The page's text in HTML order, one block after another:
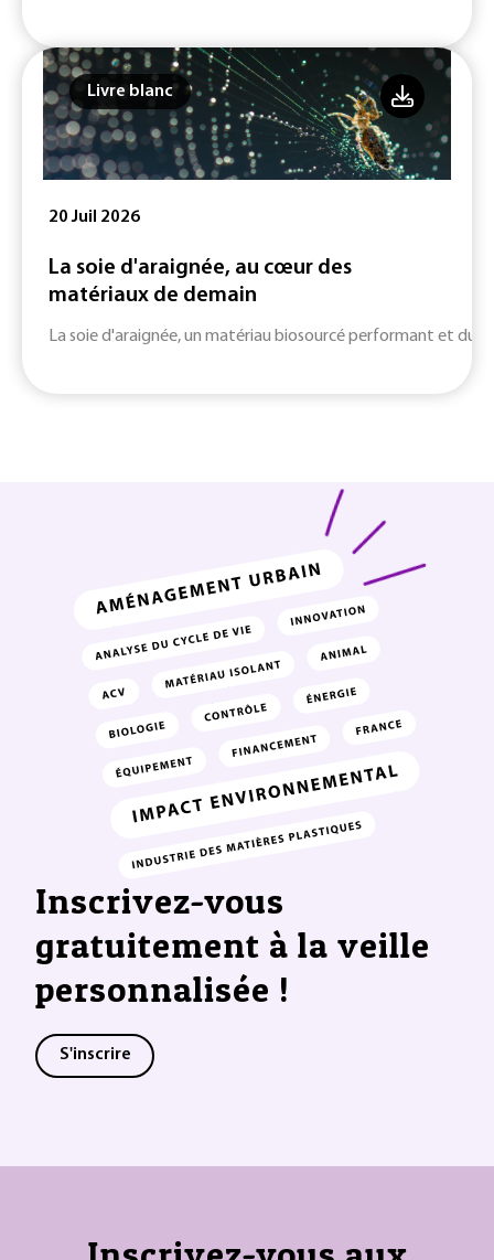
Livre blanc
20 Juil 2026
La soie d'araignée, au cœur des
matériaux de demain
La soie d'araignée, un matériau biosourcé performant et
Inscrivez-vous
gratuitement à la veille
personnalisée !
S'inscrire